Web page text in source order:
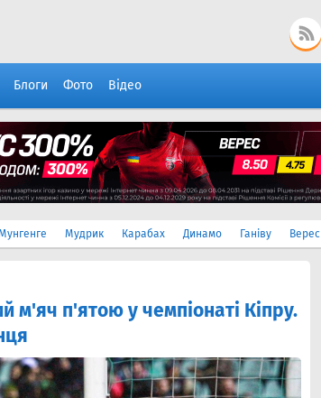
Блоги Фото Відео
Мудрик Карабах Динамо Ганіву Верес
м'яч п'ятою у чемпіонаті Кіпру.